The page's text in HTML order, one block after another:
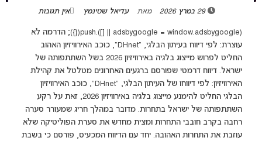
29 במרץ 2026 מאת עדיאל שטינמץ אין תגובות
(adsbygoogle = window.adsbygoogle || []).push({}); הדרמה לא
עוצרת: לפי דיווח בעיתון הבלגי, "DHnet", כוכב האירוויזיון האהוב
החליט לפרוש מייצוג בלגיה באירוויזיון 2026 בשל השתתפותה של
ישראל. דיווח דרמטי שפורסם ברגעים האחרונים מטלטל את קהילת
האירוויזיון: לפי דיווחו של העיתון הבלגי, "DHnet", כוכב האירוויזיון
הבלגי החליט להימנע מייצוג בלגיה באירוויזיון 2026, זאת על רקע
השתתפותה של ישראל בתחרות. מדובר במהלך חריג שמעורר סערה
רחבה בקרב חובבי התחרות ומצית מחדש את סערת הפוליטיקה שלא
עוזבת את התחרות האהובה. יחד עם הדיווח המכעיס, פורסם כי בשבת